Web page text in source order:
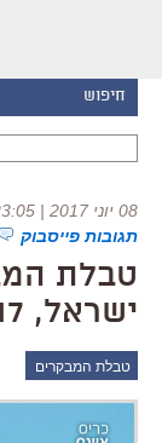
חיפוש
08 יוני 2017 | 23:05
תגובות פייסבוק
טבלת
ישראל, 8.6.2017
טבלת המבקרים